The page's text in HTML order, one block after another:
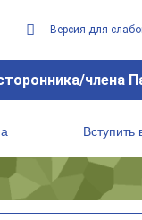
Версия для
члена
Вступить